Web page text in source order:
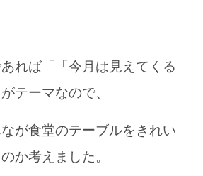
れば「「今月は見えてくる
テーマなので、
が食堂のテーブルをきれい
か考えました。